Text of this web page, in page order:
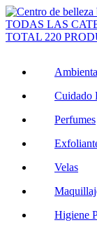
TODAS LAS
TOTAL 220
Cuidado
Perfumes
Velas
Higiene